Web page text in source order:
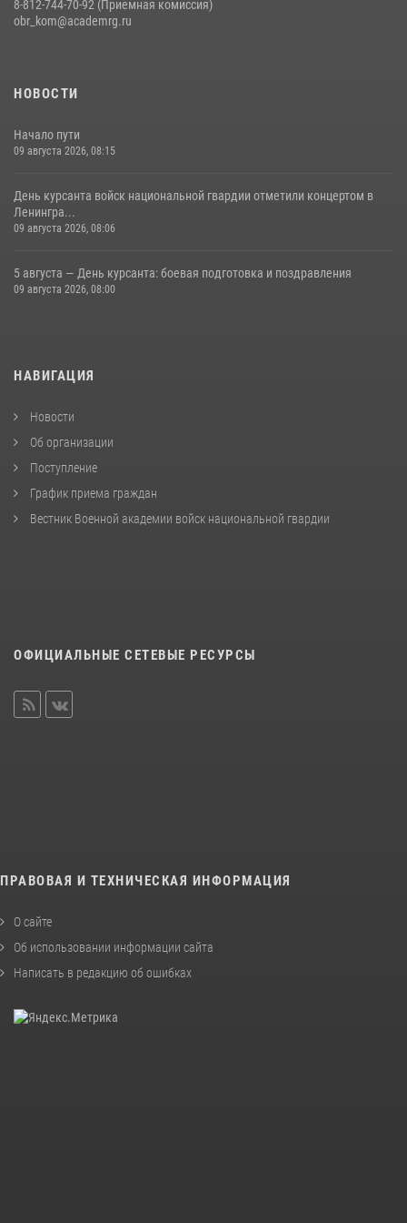
8-812-744-70-92 (Приемная комиссия)
obr_kom@academrg.ru
НОВОСТИ
Начало пути
09 августа 2026, 08:15
День курсанта войск национальной гвардии отметили концертом в
Ленингра...
09 августа 2026, 08:06
5 августа — День курсанта: боевая подготовка и поздравления
09 августа 2026, 08:00
НАВИГАЦИЯ
Новости
Об организации
Поступление
График приема граждан
Вестник Военной академии войск национальной гвардии
ОФИЦИАЛЬНЫЕ СЕТЕВЫЕ РЕСУРСЫ
ПРАВОВАЯ И ТЕХНИЧЕСКАЯ ИНФОРМАЦИЯ
О сайте
Об использовании информации сайта
Написать в редакцию об ошибках